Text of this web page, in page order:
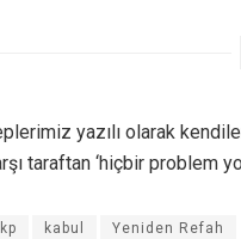
yazılı olarak
taraftan ‘hiçbir problem
kabul Yeniden Refah